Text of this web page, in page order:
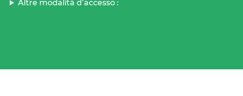
Altre modalità d’accesso :